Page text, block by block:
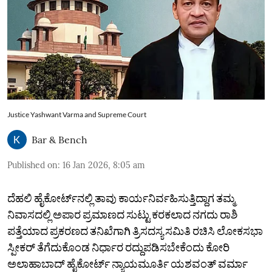
Justice Yashwant Varma and Supreme Court
Bar & Bench
Published on: 16 Jan 2026, 8:05 am
ದೆಹಲಿ ಹೈಕೋರ್ಟ್‌ನಲ್ಲಿ ತಾವು ಕಾರ್ಯನಿರ್ವಹಿಸುತ್ತಿದ್ದಾಗ ತಮ್ಮ
ನಿವಾಸದಲ್ಲಿ ಅಪಾರ ಪ್ರಮಾಣದ ಸುಟ್ಟು ಕರಕಲಾದ ನಗದು ರಾಶಿ
ಪತ್ತೆಯಾದ ಪ್ರಕರಣದ ತನಿಖೆಗಾಗಿ ತ್ರಿಸದಸ್ಯ ಸಮಿತಿ ರಚಿಸಿ ಲೋಕಸಭಾ
ಸ್ಪೀಕರ್ ತೆಗೆದುಕೊಂಡ ನಿರ್ಧಾರ ರದ್ದುಪಡಿಸಬೇಕೆಂದು ಕೋರಿ
ಅಲಾಹಾಬಾದ್‌ ಹೈಕೋರ್ಟ್‌ ನ್ಯಾಯಮೂರ್ತಿ ಯಶವಂತ್‌ ವರ್ಮಾ